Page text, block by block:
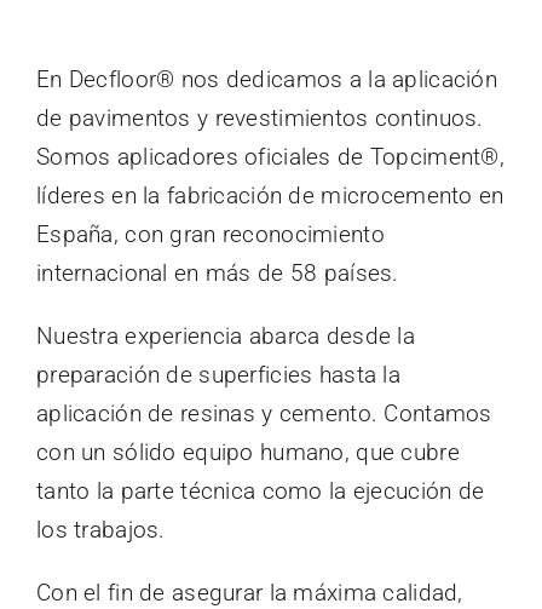
En Decfloor® nos dedicamos a la aplicación
de pavimentos y revestimientos continuos.
Somos aplicadores oficiales de Topciment®,
líderes en la fabricación de microcemento en
España, con gran reconocimiento
internacional en más de 58 países.
Nuestra experiencia abarca desde la
preparación de superficies hasta la
aplicación de resinas y cemento. Contamos
con un sólido equipo humano, que cubre
tanto la parte técnica como la ejecución de
los trabajos.
Con el fin de asegurar la máxima calidad,